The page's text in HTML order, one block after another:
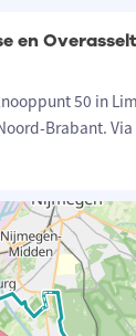
en
50 in
Brabant.